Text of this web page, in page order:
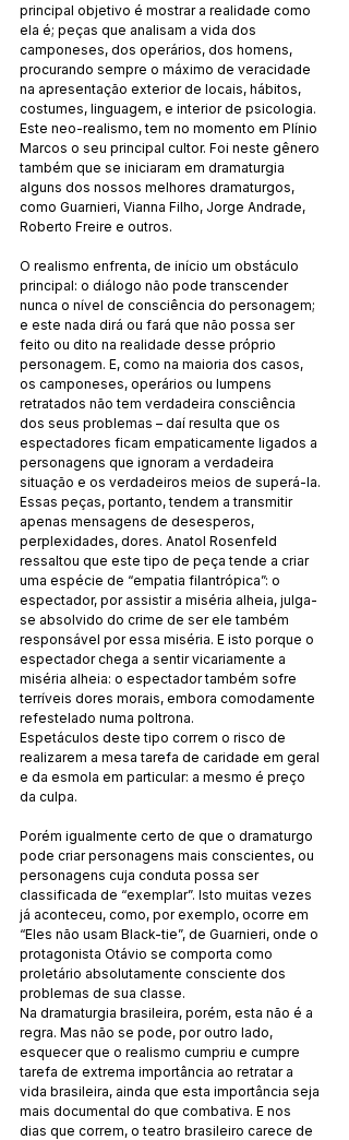
principal objetivo é mostrar a realidade como
ela é; peças que analisam a vida dos
camponeses, dos operários, dos homens,
procurando sempre o máximo de veracidade
na apresentação exterior de locais, hábitos,
costumes, linguagem, e interior de psicologia.
Este neo-realismo, tem no momento em Plínio
Marcos o seu principal cultor. Foi neste gênero
também que se iniciaram em dramaturgia
alguns dos nossos melhores dramaturgos,
como Guarnieri, Vianna Filho, Jorge Andrade,
Roberto Freire e outros.
O realismo enfrenta, de início um obstáculo
principal: o diálogo não pode transcender
nunca o nível de consciência do personagem;
e este nada dirá ou fará que não possa ser
feito ou dito na realidade desse próprio
personagem. E, como na maioria dos casos,
os camponeses, operários ou lumpens
retratados não tem verdadeira consciência
dos seus problemas – daí resulta que os
espectadores ficam empaticamente ligados a
personagens que ignoram a verdadeira
situação e os verdadeiros meios de superá-la.
Essas peças, portanto, tendem a transmitir
apenas mensagens de desesperos,
perplexidades, dores. Anatol Rosenfeld
ressaltou que este tipo de peça tende a criar
uma espécie de “empatia filantrópica”: o
espectador, por assistir a miséria alheia, julga-
se absolvido do crime de ser ele também
responsável por essa miséria. E isto porque o
espectador chega a sentir vicariamente a
miséria alheia: o espectador também sofre
terríveis dores morais, embora comodamente
refestelado numa poltrona.
Espetáculos deste tipo correm o risco de
realizarem a mesa tarefa de caridade em geral
e da esmola em particular: a mesmo é preço
da culpa.
Porém igualmente certo de que o dramaturgo
pode criar personagens mais conscientes, ou
personagens cuja conduta possa ser
classificada de “exemplar”. Isto muitas vezes
já aconteceu, como, por exemplo, ocorre em
“Eles não usam Black-tie”, de Guarnieri, onde o
protagonista Otávio se comporta como
proletário absolutamente consciente dos
problemas de sua classe.
Na dramaturgia brasileira, porém, esta não é a
regra. Mas não se pode, por outro lado,
esquecer que o realismo cumpriu e cumpre
tarefa de extrema importância ao retratar a
vida brasileira, ainda que esta importância seja
mais documental do que combativa. E nos
dias que correm, o teatro brasileiro carece de